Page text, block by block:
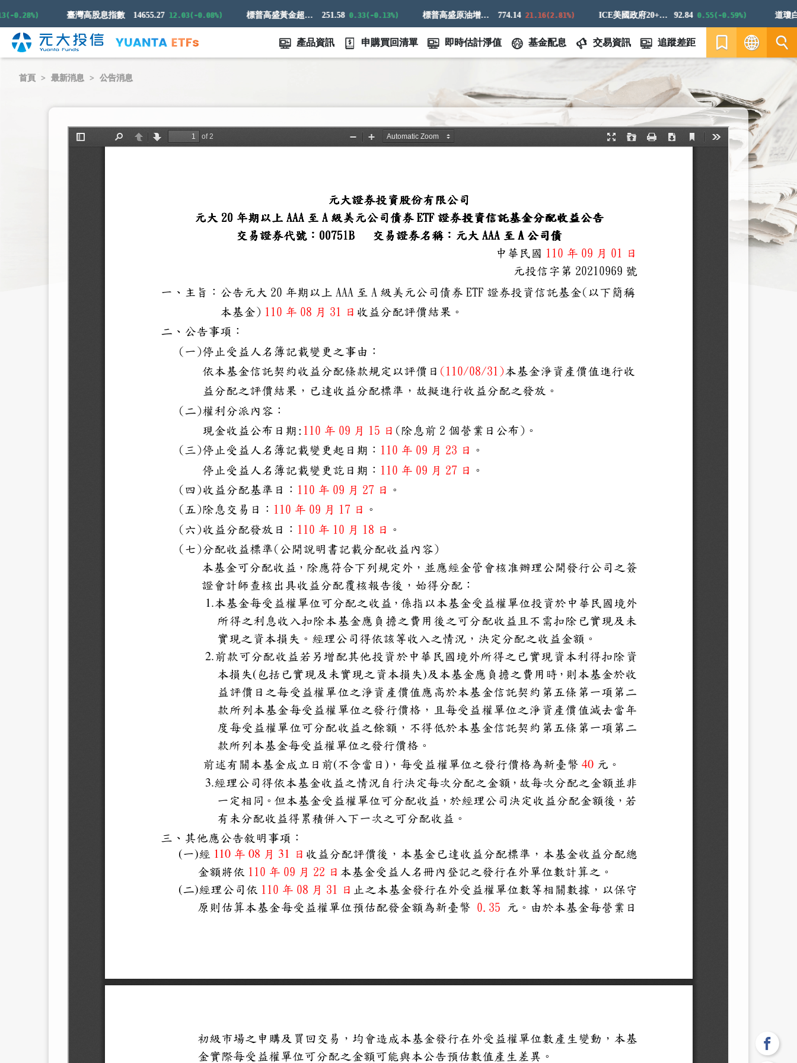
臺灣高股息指數 14655.27 12.03(-0.08%) 標普高盛黃金超額回報指數 251.58 0.33(-0.13%) 標普高盛原油增強超額回報指數 774.14 21.16(2.81%) ICE美國政府20+年期債券指數 92.84 0.55(-0.59%) 道瓊白
產品資訊 申購買回清單 即時估計淨值 基金配息 交易資訊 追蹤差距
EN
首頁 最新消息 公告消息